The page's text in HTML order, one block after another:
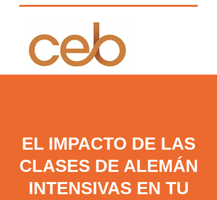
EL IMPACTO DE LAS
CLASES DE ALEMÁN
INTENSIVAS EN TU